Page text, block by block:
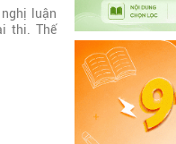
nghị luận
thi. Thế